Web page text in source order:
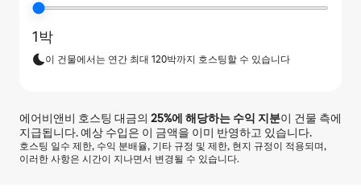
1박
이 건물에서는 연간 최대 120박까지 호스팅할 수 있습니다
에어비앤비 호스팅 대금의 25%에 해당하는 수익 지분이 건물 측에
지급됩니다. 예상 수입은 이 금액을 이미 반영하고 있습니다.
호스팅 일수 제한, 수익 분배율, 기타 규정 및 제한, 현지 규정이 적용되며,
이러한 사항은 시간이 지나면서 변경될 수 있습니다.